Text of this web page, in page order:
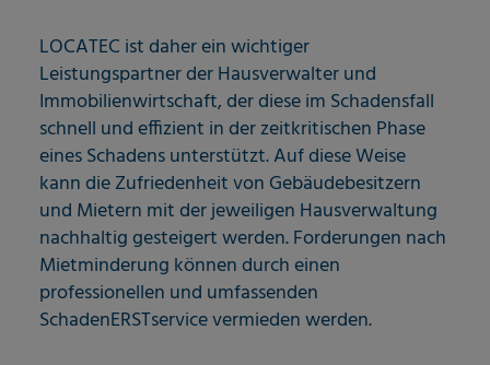
LOCATEC ist daher ein wichtiger
Leistungspartner der Hausverwalter und
Immobilienwirtschaft, der diese im Schadensfall
schnell und effizient in der zeitkritischen Phase
eines Schadens unterstützt. Auf diese Weise
kann die Zufriedenheit von Gebäudebesitzern
und Mietern mit der jeweiligen Hausverwaltung
nachhaltig gesteigert werden. Forderungen nach
Mietminderung können durch einen
professionellen und umfassenden
SchadenERSTservice vermieden werden.